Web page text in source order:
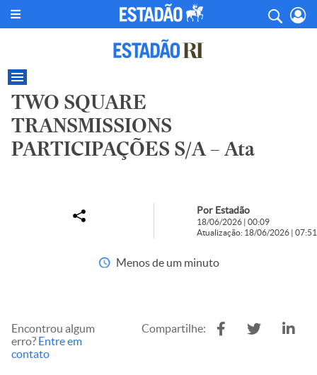
TWO SQUARE
TRANSMISSIONS
PARTICIPAÇÕES S/A – Ata
Por Estadão
18/06/2026 | 00:09
Atualização: 18/06/2026 | 07:51
Menos de um minuto
Encontrou algum
erro? Entre em
contato
Compartilhe: